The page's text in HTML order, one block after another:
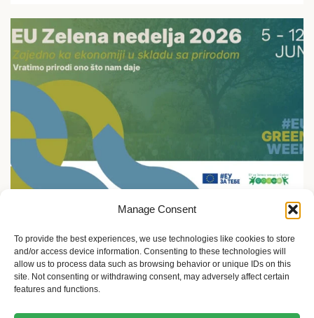
Manage Consent
To provide the best experiences, we use technologies like cookies to store
and/or access device information. Consenting to these technologies will
allow us to process data such as browsing behavior or unique IDs on this
site. Not consenting or withdrawing consent, may adversely affect certain
features and functions.
5.jun: Živimo u skladu sa prirodom ili gubimo sve
2 meseca ago Sandra Iršević